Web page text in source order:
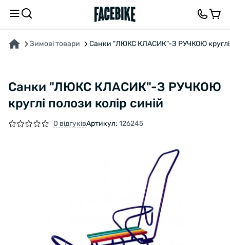
Зимові товари Санки "ЛЮКС КЛАСИК"-З РУЧКОЮ круглі
Санки "ЛЮКС КЛАСИК"-З РУЧКОЮ
круглі полози колір синій
0 відгуківАртикул: 126245
ПРО ТОВАР ХАРАКТЕРИСТИКИВІДГУКИ ТА ЗАПИТАННЯ